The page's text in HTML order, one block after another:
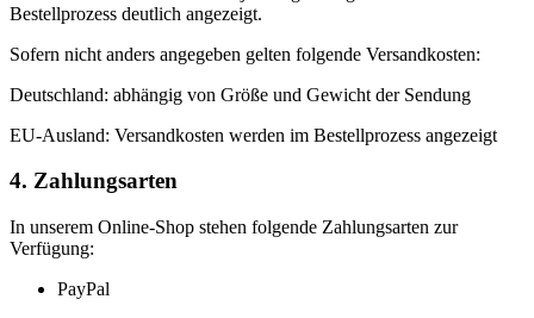
Bestellprozess deutlich angezeigt.
Sofern nicht anders angegeben gelten folgende Versandkosten:
Deutschland: abhängig von Größe und Gewicht der Sendung
EU-Ausland: Versandkosten werden im Bestellprozess angezeigt
4. Zahlungsarten
In unserem Online-Shop stehen folgende Zahlungsarten zur
Verfügung:
PayPal